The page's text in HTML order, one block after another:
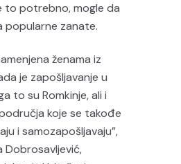
to potrebno, mogle da
popularne zanate.
ženama iz
je zapošljavanje u
to su Romkinje, ali i
koje se takođe
i samozapošljavaju”,
Dobrosavljević,